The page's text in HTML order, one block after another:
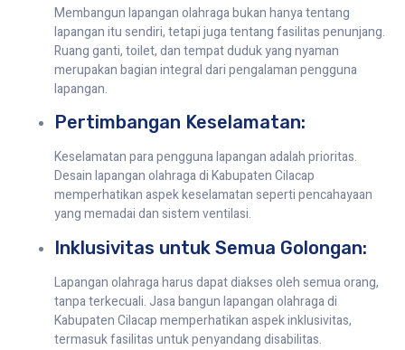
Membangun lapangan olahraga bukan hanya tentang
lapangan itu sendiri, tetapi juga tentang fasilitas penunjang.
Ruang ganti, toilet, dan tempat duduk yang nyaman
merupakan bagian integral dari pengalaman pengguna
lapangan.
Pertimbangan Keselamatan:
Keselamatan para pengguna lapangan adalah prioritas.
Desain lapangan olahraga di Kabupaten Cilacap
memperhatikan aspek keselamatan seperti pencahayaan
yang memadai dan sistem ventilasi.
Inklusivitas untuk Semua Golongan:
Lapangan olahraga harus dapat diakses oleh semua orang,
tanpa terkecuali. Jasa bangun lapangan olahraga di
Kabupaten Cilacap memperhatikan aspek inklusivitas,
termasuk fasilitas untuk penyandang disabilitas.